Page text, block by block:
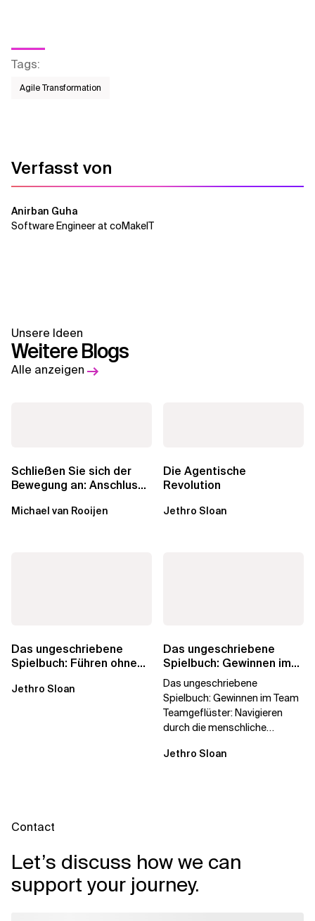
Tags:
Agile Transformation
Verfasst von
Anirban Guha
Software Engineer at coMakeIT
Unsere Ideen
Weitere Blogs
Alle anzeigen
Schließen Sie sich der
Bewegung an: Anschluss
Michael van Rooijen
Die Agentische
Revolution
Jethro Sloan
Das ungeschriebene
Spielbuch: Führen ohne
Jethro Sloan
Das ungeschriebene
Spielbuch: Gewinnen im
Team
Das ungeschriebene
Spielbuch: Gewinnen im Team
Teamgeflüster: Navigieren
durch die menschliche
vorbereitet hat „Wir...
Jethro Sloan
Contact
Let’s discuss how we can
support your journey.